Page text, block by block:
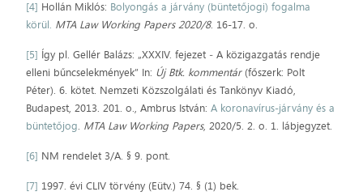
[4] Hollán Miklós: Bolyongás a járvány (büntetőjogi) fogalma
körül. MTA Law Working Papers 2020/8. 16-17. o.
[5] Így pl. Gellér Balázs: „XXXIV. fejezet ‒ A közigazgatás rendje
elleni bűncselekmények” In: Új Btk. kommentár(főszerk: Polt
Péter). 6. kötet. Nemzeti Közszolgálati és Tankönyv Kiadó,
Budapest, 2013. 201. o., Ambrus István:A koronavírus-járvány és a
büntetőjog. MTA Law Working Papers, 2020/5. 2. o. 1. lábjegyzet.
[6] NM rendelet 3/A. § 9. pont.
[7] 1997. évi CLIV törvény (Eütv.) 74. § (1) bek.